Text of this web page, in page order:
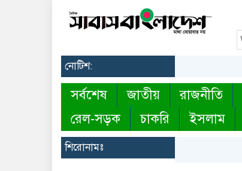
নোটিশ:
সর্বশেষ জাতীয় রাজনীতি
রেল-সড়ক
চাকরি ইসলাম
শিরোনামঃ